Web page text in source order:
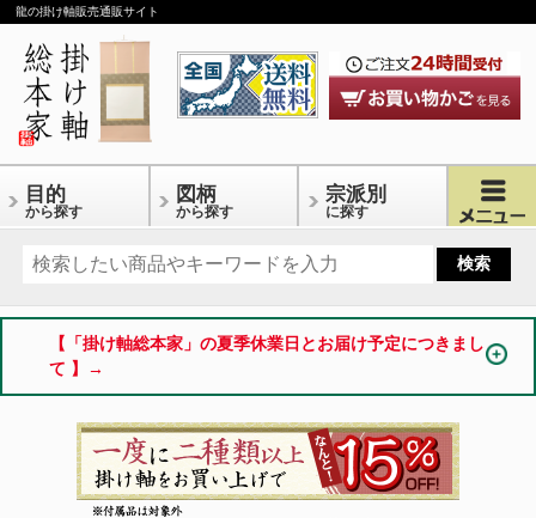
龍の掛け軸販売通販サイト
目的
から探す
図柄
から探す
宗派別
に探す
【「掛け軸総本家」の夏季休業日とお届け予定につきまし
て 】→